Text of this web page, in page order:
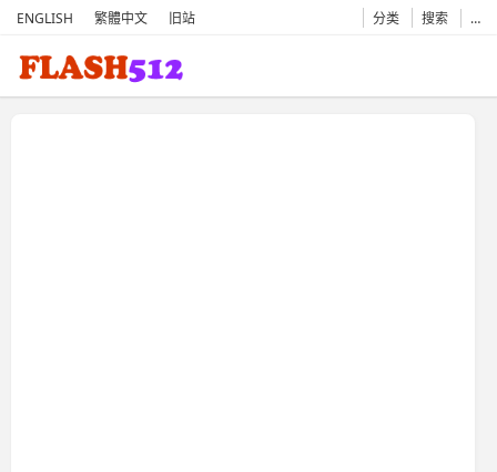
ENGLISH 繁體中文 旧站 分类 搜索 …